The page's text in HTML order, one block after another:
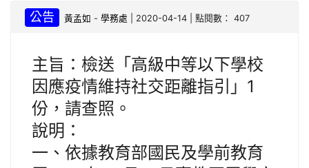
公告 黃孟如 -學務處 | 2020-04-14 | 點閱數： 407
主旨：檢送「高級中等以下學校
因應疫情維持社交距離指引」1
份，請查照。
說明：
一、依據教育部國民及學前教育